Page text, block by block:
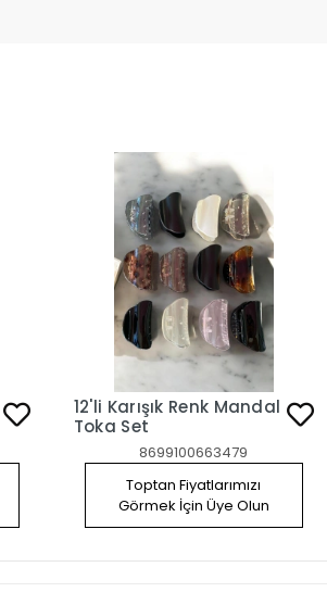
12'li Karışık Renk Mandal
Toka Set
8699100663479
Toptan Fiyatlarımızı
Görmek İçin Üye Olun